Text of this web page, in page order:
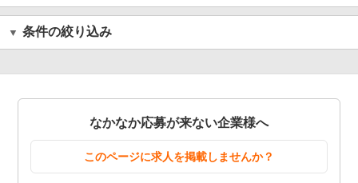
条件の絞り込み
なかなか応募が来ない企業様へ
このページに求人を掲載しませんか？